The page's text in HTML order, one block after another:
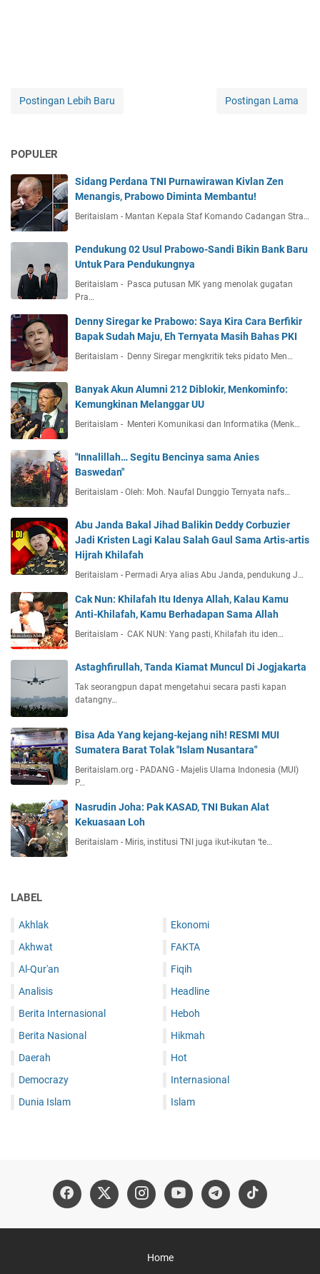
Postingan Lebih Baru Postingan Lama
POPULER
Sidang Perdana TNI Purnawirawan Kivlan Zen
Menangis, Prabowo Diminta Membantu!
Beritaislam - Mantan Kepala Staf Komando Cadangan Stra…
Pendukung 02 Usul Prabowo-Sandi Bikin Bank Baru
Untuk Para Pendukungnya
Beritaislam - Pasca putusan MK yang menolak gugatan
Pra…
Denny Siregar ke Prabowo: Saya Kira Cara Berfikir
Bapak Sudah Maju, Eh Ternyata Masih Bahas PKI
Beritaislam - Denny Siregar mengkritik teks pidato Men…
Banyak Akun Alumni 212 Diblokir, Menkominfo:
Kemungkinan Melanggar UU
Beritaislam - Menteri Komunikasi dan Informatika (Menk…
"Innalillah… Segitu Bencinya sama Anies
Baswedan"
Beritaislam - Oleh: Moh. Naufal Dunggio Ternyata nafs…
Abu Janda Bakal Jihad Balikin Deddy Corbuzier
Jadi Kristen Lagi Kalau Salah Gaul Sama Artis-artis
Hijrah Khilafah
Beritaislam - Permadi Arya alias Abu Janda, pendukung J…
Cak Nun: Khilafah Itu Idenya Allah, Kalau Kamu
Anti-Khilafah, Kamu Berhadapan Sama Allah
Beritaislam - CAK NUN: Yang pasti, Khilafah itu iden…
Astaghfirullah, Tanda Kiamat Muncul Di Jogjakarta
Tak seorangpun dapat mengetahui secara pasti kapan
datangny…
Bisa Ada Yang kejang-kejang nih! RESMI MUI
Sumatera Barat Tolak "Islam Nusantara"
Beritaislam.org - PADANG - Majelis Ulama Indonesia (MUI)
P…
Nasrudin Joha: Pak KASAD, TNI Bukan Alat
Kekuasaan Loh
Beritaislam - Miris, institusi TNI juga ikut-ikutan ‘te…
LABEL
Akhlak
Akhwat
Al-Qur'an
Analisis
Berita Internasional
Berita Nasional
Daerah
Democrazy
Dunia Islam
Ekonomi
FAKTA
Fiqih
Headline
Heboh
Hikmah
Hot
Internasional
Islam
Home